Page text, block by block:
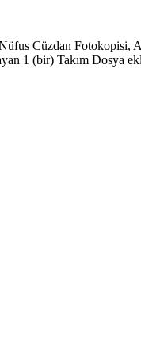
Cüzdan Fotokopisi,
1 (bir) Takım Dosya